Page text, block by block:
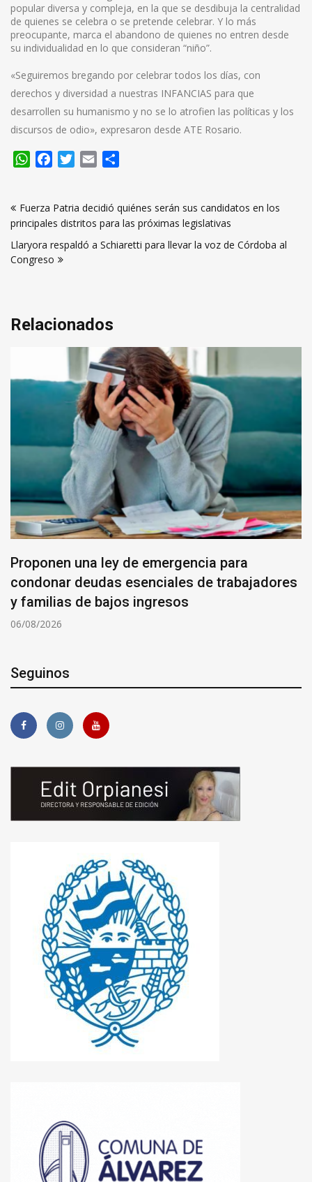
popular diversa y compleja, en la que se desdibuja la centralidad
de quienes se celebra o se pretende celebrar. Y lo más
preocupante, marca el abandono de quienes no entren desde
su individualidad en lo que consideran “niño”.
«Seguiremos bregando por celebrar todos los días, con
derechos y diversidad a nuestras INFANCIAS para que
desarrollen su humanismo y no se lo atrofien las políticas y los
discursos de odio», expresaron desde ATE Rosario.
WhatsApp
FacebookTwitter
Email
de
entradas
Fuerza Patria decidió quiénes serán sus candidatos en los
principales distritos para las próximas legislativas
Llaryora respaldó a Schiaretti para llevar la voz de Córdoba al
Congreso
Relacionados
Proponen una ley de emergencia para
condonar deudas esenciales de trabajadores
y familias de bajos ingresos
06/08/2026
Seguinos